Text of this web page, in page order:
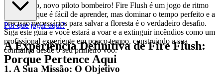
Bem-vindo, novo piloto bombeiro! Fire Flush é um jogo de ritmo
acelerado que é fácil de aprender, mas dominar o tempo perfeito e a
precisão necessários para salvar a floresta é o verdadeiro desafio.
Siga este guia e você estará a voar e a extinguir incêndios como um
profissional experiente em pouco tempo, construindo a sua
confiança desde o seu primeiro voo.
1. A Sua Missão: O Objetivo
Por que jogar aqui?
A Experiência Definitiva de Fire Flush:
Porque Pertence Aqui